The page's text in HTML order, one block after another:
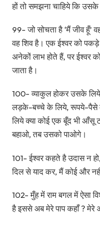
हों तो समझना चाहिये कि
99- जो सोचता है ‘मैं जीव हूँ’
वह शिव है। एक ईश्वर को
अनेकों लाभ होते हैं, पर ईश्वर
जाता है।
100- व्याकुल होकर उसके लिये
लड़के-बच्चे के लिये, रूपये-पैसे
लिये क्या कोई एक बूँद भी
बहाओ, तब उसको पाओगे।
101- ईश्वर कहते है उदास न
दिल से याद कर, मैं कोई और
102- मुँह में राम बगल में ऐसा
है इससे अब मेरे पाप कहाँ ? मेरे